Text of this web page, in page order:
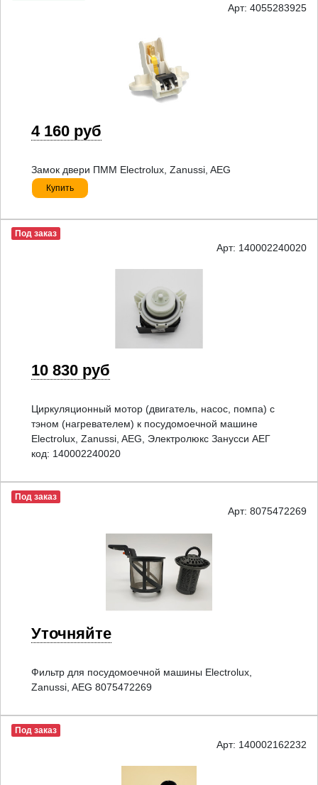
Арт: 4055283925
4 160 руб
Замок двери ПММ Electrolux, Zanussi, AEG
Купить
Под заказ
Арт: 140002240020
10 830 руб
Циркуляционный мотор (двигатель, насос, помпа) с
тэном (нагревателем) к посудомоечной машине
Electrolux, Zanussi, AEG, Электролюкс Занусси АЕГ
код: 140002240020
Под заказ
Арт: 8075472269
Уточняйте
Фильтр для посудомоечной машины Electrolux,
Zanussi, AEG 8075472269
Под заказ
Арт: 140002162232